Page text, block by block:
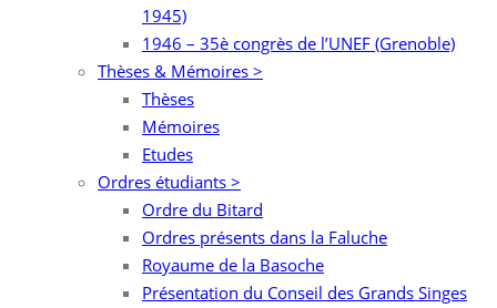
1945)
1946 – 35è congrès de l’UNEF (Grenoble)
Thèses & Mémoires >
Thèses
Mémoires
Etudes
Ordres étudiants >
Ordre du Bitard
Ordres présents dans la Faluche
Royaume de la Basoche
Présentation du Conseil des Grands Singes